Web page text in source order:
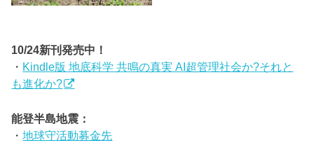
10/24新刊発売中！
・ Kindle版 地底科学 共鳴の真実 AI超管理社会か?それと
も進化か?
能登半島地震：
・地球守活動募金先